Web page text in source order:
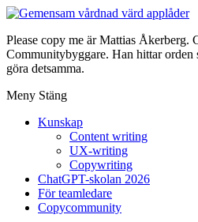
Please copy me är Mattias Åkerberg.
Communitybyggare. Han hittar
göra detsamma.
Meny Stäng
Kunskap
Content writing
UX-writing
Copywriting
ChatGPT-skolan 2026
För teamledare
Copycommunity